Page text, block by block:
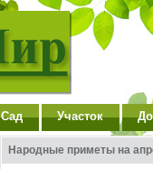
Сад Участок
Народные приметы на